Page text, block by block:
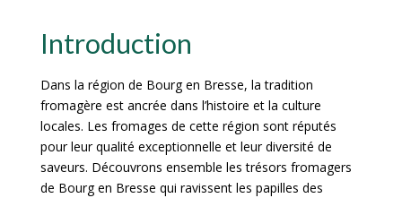
Introduction
Dans la région de Bourg en Bresse, la tradition
fromagère est ancrée dans l’histoire et la culture
locales. Les fromages de cette région sont réputés
pour leur qualité exceptionnelle et leur diversité de
saveurs. Découvrons ensemble les trésors fromagers
de Bourg en Bresse qui ravissent les papilles des